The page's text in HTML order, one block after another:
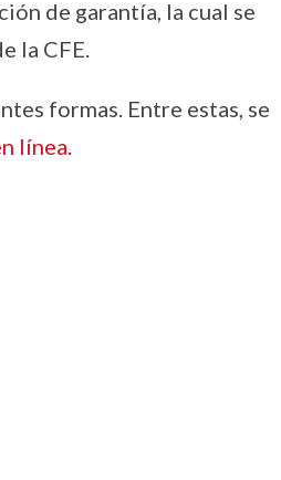
de garantía, la cual se
la CFE.
formas. Entre estas, se
línea.